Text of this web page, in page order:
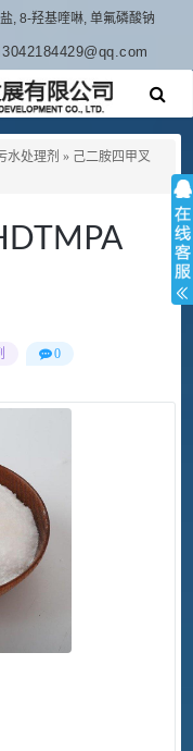
, 8-羟基喹啉, 单氟磷酸钠
3042184429@qq.com
水处理剂 » 己二胺四甲叉
0